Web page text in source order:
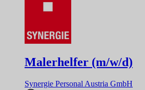
Malerhelfer (m/w/d)
Synergie Personal Austria GmbH